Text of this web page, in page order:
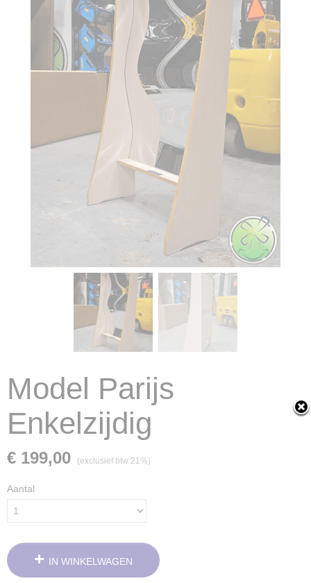
Model Parijs
Enkelzijdig
€ 199,00 (exclusief btw 21%)
Aantal
IN WINKELWAGEN